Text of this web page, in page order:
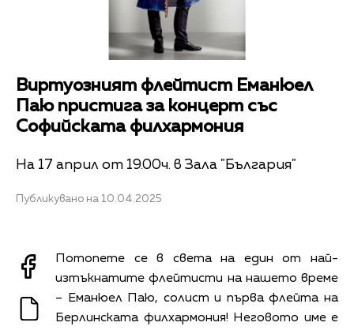
Виртуозният флейтист Еманюел
Паю пристига за концерт със
Софийската филхармония
На 17 април от 19.00ч. в Зала "България"
Публикувано на 10.04.2025
Потопете се в света на един от най-
изтъкнатите флейтисти на нашето време
– Еманюел Паю, солист и първа флейта на
Берлинската филхармония! Неговото име е